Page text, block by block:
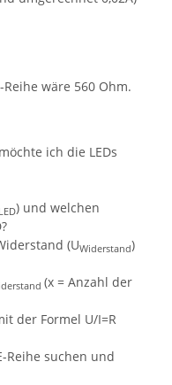
wäre 560 Ohm.
ich die LEDs
LED) und welchen
(UWiderstand)
(x = Anzahl der
der Formel U/I=R
Reihe suchen und